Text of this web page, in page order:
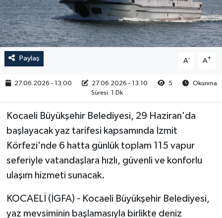
Paylaş A- A+
27.06.2026 - 13:00 27.06.2026 - 13:10 5
Okunma
Süresi: 1 Dk
Kocaeli Büyükşehir Belediyesi, 29 Haziran'da
başlayacak yaz tarifesi kapsamında İzmit
Körfezi'nde 6 hatta günlük toplam 115 vapur
seferiyle vatandaşlara hızlı, güvenli ve konforlu
ulaşım hizmeti sunacak.
KOCAELİ (İGFA) - Kocaeli Büyükşehir Belediyesi,
yaz mevsiminin başlamasıyla birlikte deniz
RESMİ İLAN